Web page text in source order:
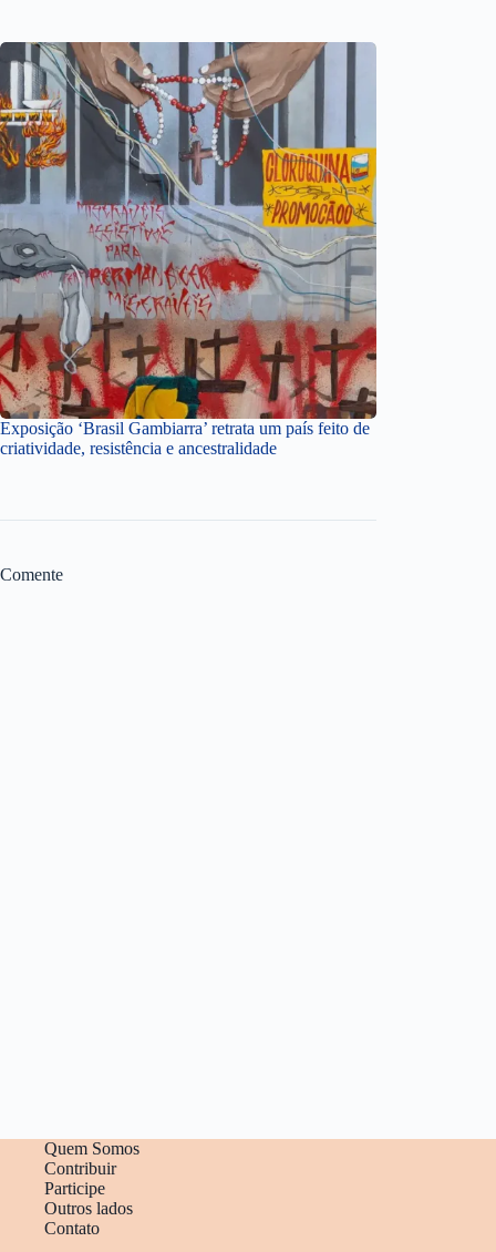
Exposição ‘Brasil Gambiarra’ retrata um país feito de
criatividade, resistência e ancestralidade
Comente
Quem Somos
Contribuir
Participe
Outros lados
Contato